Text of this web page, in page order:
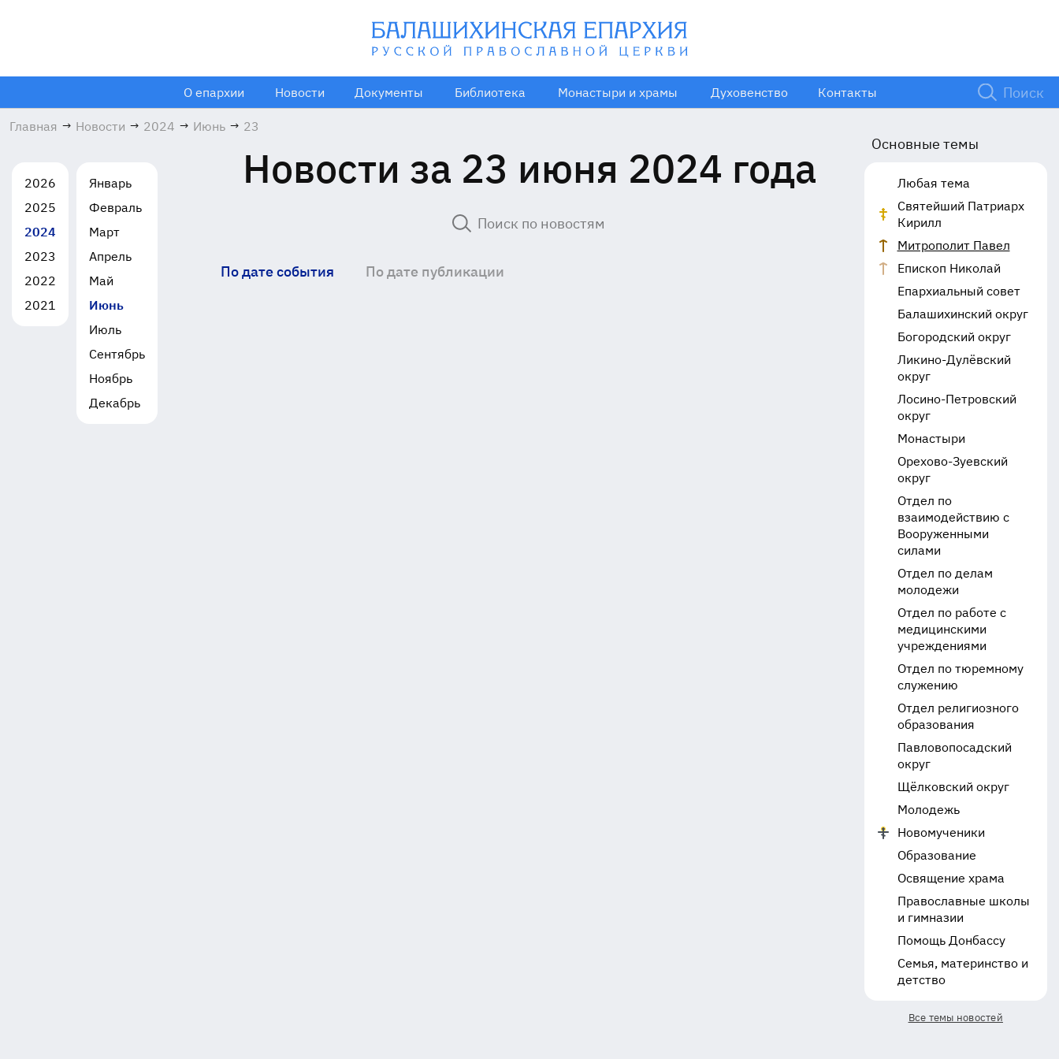
О епархии Новости Документы Библиотека Монастыри и храмы Духовенство Контакты
Главная → Новости → 2024 → Июнь → 23
2026
2025
2024
2023
2022
2021
Январь
Февраль
Март
Апрель
Май
Июнь
Июль
Сентябрь
Ноябрь
Декабрь
Новости за 23 июня 2024 года
По дате события По дате публикации
Основные темы
Любая тема
Святейший Патриарх
Кирилл
Митрополит Павел
Епископ Николай
Епархиальный совет
Балашихинский округ
Богородский округ
Ликино-Дулёвский
округ
Лосино-Петровский
округ
Монастыри
Орехово-Зуевский
округ
Отдел по
взаимодействию с
Вооруженными
силами
Отдел по делам
молодежи
Отдел по работе с
медицинскими
учреждениями
Отдел по тюремному
служению
Отдел религиозного
образования
Павловопосадский
округ
Щёлковский округ
Молодежь
Новомученики
Образование
Освящение храма
Православные школы
и гимназии
Помощь Донбассу
Семья, материнство и
детство
Все темы новостей